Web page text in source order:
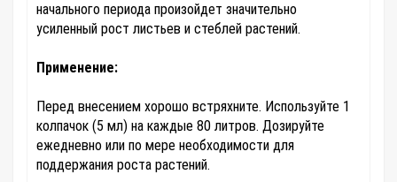
начального периода произойдет значительно
усиленный рост листьев и стеблей растений.
Применение:
Перед внесением хорошо встряхните. Используйте 1
колпачок (5 мл) на каждые 80 литров. Дозируйте
ежедневно или по мере необходимости для
поддержания роста растений.